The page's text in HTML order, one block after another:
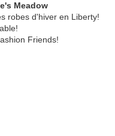
Meadow
robes d'hiver en Liberty!
Friends!